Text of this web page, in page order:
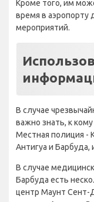
Кроме того, им
время в аэропорту
мероприятий.
В случае
важно знать, к
Местная полиция -
Антигуа и
В случае
Барбуда есть
центр Маунт Сент-